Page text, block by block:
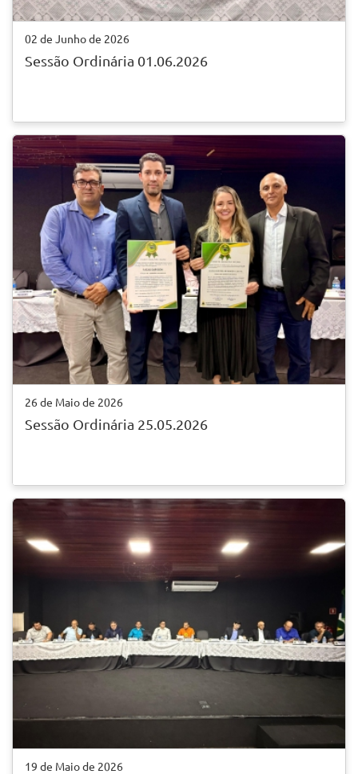
02 de Junho de 2026
Sessão Ordinária 01.06.2026
26 de Maio de 2026
Sessão Ordinária 25.05.2026
19 de Maio de 2026